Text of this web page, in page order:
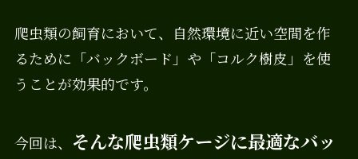
爬虫類の飼育において、自然環境に近い空間を作
るために「バックボード」や「コルク樹皮」を使
うことが効果的です。
今回は、 そんな爬虫類ケージに最適なバッ